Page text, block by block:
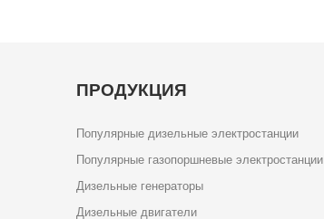
ПРОДУКЦИЯ
Популярные дизельные электростанции
Популярные газопоршневые электростанции
Дизельные генераторы
Дизельные двигатели